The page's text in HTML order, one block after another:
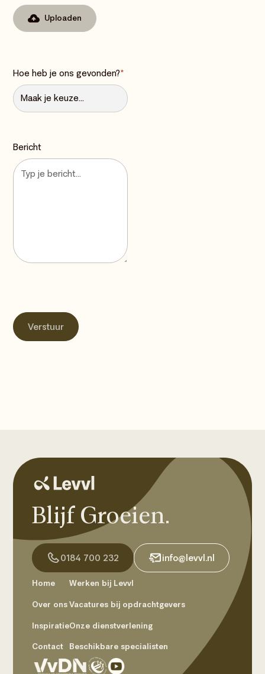
Uploaden
Hoe heb je ons gevonden?*
Bericht
Blijf Groeien.
0184 700 232 info@levvl.nl
Home
Over ons
Inspiratie
Contact
Werken bij Levvl
Vacatures bij opdrachtgevers
Onze dienstverlening
Beschikbare specialisten